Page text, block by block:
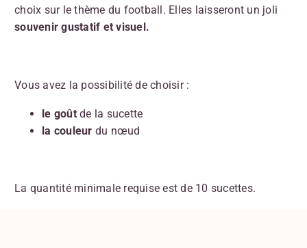
choix sur le thème du football. Elles laisseront un joli
souvenir gustatif et visuel.
Vous avez la possibilité de choisir :
le goût de la sucette
la couleur du nœud
La quantité minimale requise est de 10 sucettes.